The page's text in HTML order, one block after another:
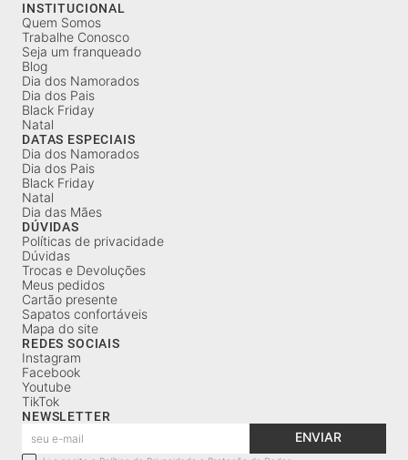
INSTITUCIONAL
Quem Somos
Trabalhe Conosco
Seja um franqueado
Blog
Dia dos Namorados
Dia dos Pais
Black Friday
Natal
DATAS ESPECIAIS
Dia dos Namorados
Dia dos Pais
Black Friday
Natal
Dia das Mães
DÚVIDAS
Políticas de privacidade
Dúvidas
Trocas e Devoluções
Meus pedidos
Cartão presente
Sapatos confortáveis
Mapa do site
REDES SOCIAIS
Instagram
Facebook
Youtube
TikTok
NEWSLETTER
ENVIAR